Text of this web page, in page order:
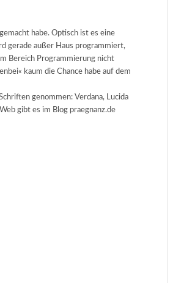
habe. Optisch ist es eine
gerade außer Haus programmiert,
Bereich Programmierung nicht
kaum die Chance habe auf dem
genommen: Verdana, Lucida
gibt es im Blog praegnanz.de